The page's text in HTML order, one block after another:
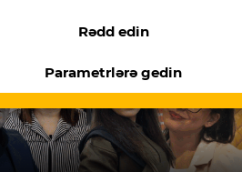
Rədd edin
Parametrlərə gedin